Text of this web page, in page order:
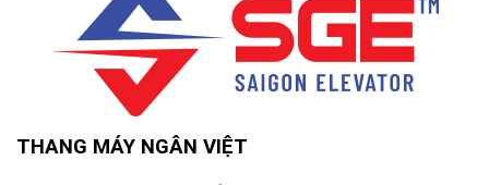
THANG MÁY NGÂN VIỆT